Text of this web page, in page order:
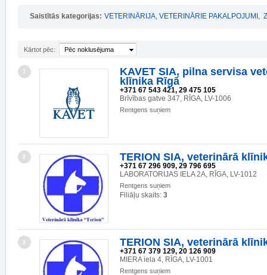
Saistītās kategorijas: VETERINĀRIJA, VETERINĀRIE PAKALPOJUMI ,
Kārtot pēc: Pēc noklusējuma
1
KAVET SIA, pilna servisa
klīnika Rīgā
+371 67 543 421, 29 475 105
Brīvības gatve 347, RĪGA, LV-1006
Rentgens suņiem
2 TERION SIA, veterinārā
+371 67 296 909, 29 796 695
LABORATORIJAS IELA 2A, RĪGA, LV-1012
Rentgens suņiem
Filiāļu skaits: 3
3 TERION SIA, veterinārā
+371 67 379 129, 20 126 909
MIERA iela 4, RĪGA, LV-1001
Rentgens suņiem